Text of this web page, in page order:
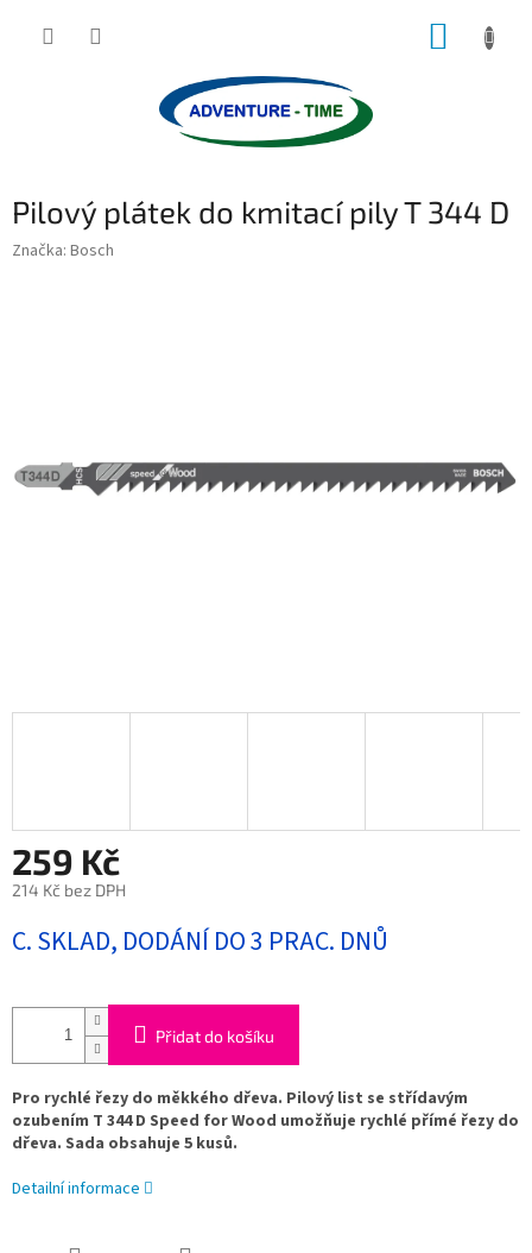
Pilový plátek do kmitací pily T 344 D
Značka: Bosch
259 Kč
214 Kč bez DPH
cena:
C. SKLAD, DODÁNÍ DO 3 PRAC. DNŮ
Přidat do košíku
Pro rychlé řezy do měkkého dřeva. Pilový list se střídavým
ozubením T 344 D Speed for Wood umožňuje rychlé přímé řezy do
dřeva. Sada obsahuje 5 kusů.
Detailní informace